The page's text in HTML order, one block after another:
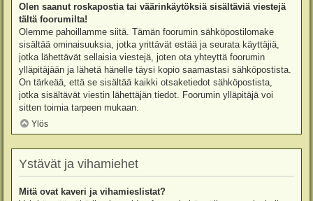
Olen saanut roskapostia tai väärinkäytöksiä sisältäviä viestejä
tältä foorumilta!
Olemme pahoillamme siitä. Tämän foorumin sähköpostilomake
sisältää ominaisuuksia, jotka yrittävät estää ja seurata käyttäjiä,
jotka lähettävät sellaisia viestejä, joten ota yhteyttä foorumin
ylläpitäjään ja lähetä hänelle täysi kopio saamastasi sähköpostista.
On tärkeää, että se sisältää kaikki otsaketiedot sähköpostista,
jotka sisältävät viestin lähettäjän tiedot. Foorumin ylläpitäjä voi
sitten toimia tarpeen mukaan.
Ylös
Ystävät ja vihamiehet
Mitä ovat kaveri ja vihamieslistat?